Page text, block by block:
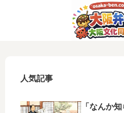
人気記事
「なんか